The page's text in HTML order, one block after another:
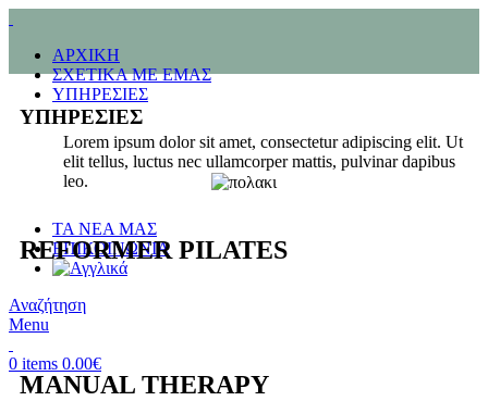
ΑΡΧΙΚΗ
ΣΧΕΤΙΚΑ ΜΕ ΕΜΑΣ
ΥΠΗΡΕΣΙΕΣ
Lorem ipsum dolor sit amet, consectetur adipiscing elit. Ut
elit tellus, luctus nec ullamcorper mattis, pulvinar dapibus
leo.
ΤΑ ΝΕΑ ΜΑΣ
ΕΠΙΚΟΙΝΩΝΙΑ
Αναζήτηση
Menu
0 items 0.00€
ΥΠΗΡΕΣΙΕΣ
REFORMER PILATES
MANUAL THERAPY